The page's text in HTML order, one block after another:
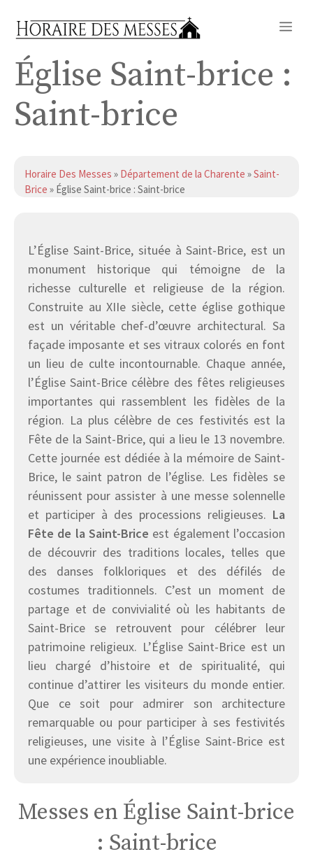
Église Saint-brice :
Saint-brice
Horaire Des Messes » Département de la Charente »Saint-
Brice » Église Saint-brice : Saint-brice
L’Église Saint-Brice, située à Saint-Brice, est un
monument historique qui témoigne de la
richesse culturelle et religieuse de la région.
Construite au XIIe siècle, cette église gothique
est un véritable chef-d’œuvre architectural. Sa
façade imposante et ses vitraux colorés en font
un lieu de culte incontournable. Chaque année,
l’Église Saint-Brice célèbre des fêtes religieuses
importantes qui rassemblent les fidèles de la
région. La plus célèbre de ces festivités est la
Fête de la Saint-Brice, qui a lieu le 13 novembre.
Cette journée est dédiée à la mémoire de Saint-
Brice, le saint patron de l’église. Les fidèles se
réunissent pour assister à une messe solennelle
et participer à des processions religieuses. La
Fête de la Saint-Brice est également l’occasion
de découvrir des traditions locales, telles que
des danses folkloriques et des défilés de
costumes traditionnels. C’est un moment de
partage et de convivialité où les habitants de
Saint-Brice se retrouvent pour célébrer leur
patrimoine religieux. L’Église Saint-Brice est un
lieu chargé d’histoire et de spiritualité, qui
continue d’attirer les visiteurs du monde entier.
Que ce soit pour admirer son architecture
remarquable ou pour participer à ses festivités
religieuses, une visite à l’Église Saint-Brice est
une expérience inoubliable.
Messes en Église Saint-brice
: Saint-brice